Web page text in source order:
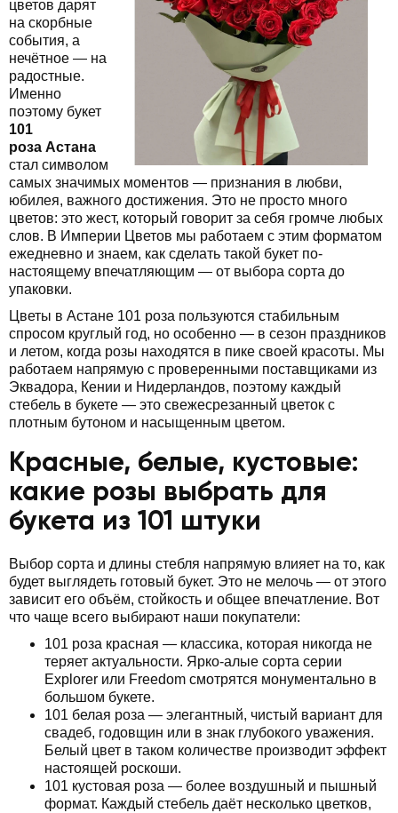
цветов дарят
на скорбные
события, а
нечётное — на
радостные.
Именно
поэтому букет
101
роза Астана
стал символом
самых значимых моментов — признания в любви,
юбилея, важного достижения. Это не просто много
цветов: это жест, который говорит за себя громче любых
слов. В Империи Цветов мы работаем с этим форматом
ежедневно и знаем, как сделать такой букет по-
настоящему впечатляющим — от выбора сорта до
упаковки.
Цветы в Астане 101 роза пользуются стабильным
спросом круглый год, но особенно — в сезон праздников
и летом, когда розы находятся в пике своей красоты. Мы
работаем напрямую с проверенными поставщиками из
Эквадора, Кении и Нидерландов, поэтому каждый
стебель в букете — это свежесрезанный цветок с
плотным бутоном и насыщенным цветом.
Красные, белые, кустовые:
какие розы выбрать для
букета из 101 штуки
Выбор сорта и длины стебля напрямую влияет на то, как
будет выглядеть готовый букет. Это не мелочь — от этого
зависит его объём, стойкость и общее впечатление. Вот
что чаще всего выбирают наши покупатели:
101 роза красная — классика, которая никогда не
теряет актуальности. Ярко-алые сорта серии
Explorer или Freedom смотрятся монументально в
большом букете.
101 белая роза — элегантный, чистый вариант для
свадеб, годовщин или в знак глубокого уважения.
Белый цвет в таком количестве производит эффект
настоящей роскоши.
101 кустовая роза — более воздушный и пышный
формат. Каждый стебель даёт несколько цветков,